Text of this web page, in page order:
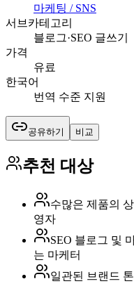
마케팅 / SNS
서브카테고리
블로그·SEO 글쓰기
가격
유료
한국어
번역 수준 지원
공유하기 비교
추천 대상
수많은 제품의
영자
SEO 블로그 및
는 마케터
일관된 브랜드